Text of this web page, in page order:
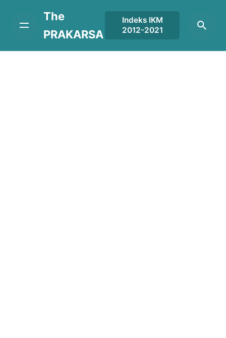
content
The
PRAKARSA
Indeks IKM
2012-2021